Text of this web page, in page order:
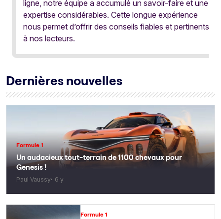
ligne, notre équipe a accumulé un savoir-faire et une
expertise considérables. Cette longue expérience
nous permet d’offrir des conseils fiables et pertinents
à nos lecteurs.
Dernières nouvelles
Formule 1
Un audacieux tout-terrain de 1100 chevaux pour
Genesis !
Paul Vaussy 6 y
Formule 1